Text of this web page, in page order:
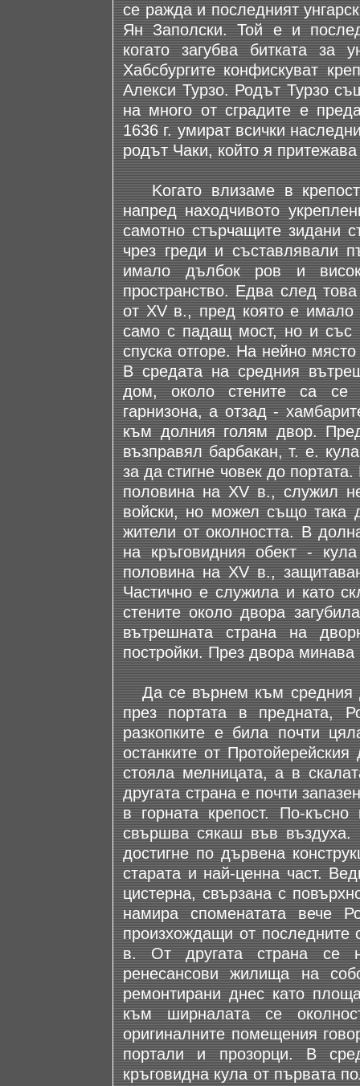
се ражда и последният
Ян Заполски. Той е и
когато загубва битката за
Хабсбургите конфискуват
Алекси Турзо. Родът Турзо
на много от сградите е
1636 г. умират всички
родът Чаки, който я притежава
Kогато влизаме в
напред находчивото
самотно стърчащите зидани
чрез греди и съставлявали
имало дълбок ров и
пространство. Едва след
от XV в., пред която е имало
само с падащ мост, но и със
спуска отгоре. На нейно
В средата на средния
дом, около стените са се
гарнизона, а отзад -
към долния голям двор.
възправял барбакан, т. е.
за да стигне човек до
половина на XV в., служил
войски, но можел също така
жители от околността. В
на кръговидния обект -
половина на XV в.,
Частично е служила и като
стените около двора
вътрешната страна на
постройки. През двора
Да се върнем към средния
през портата в предната,
разкопките е била почти
останките от
стояла мелницата, а в
другата страна е почти
в горната крепост. По-
свършва сякаш във
достигне по дървена
старата и най-ценна част.
цистерна, свързана с
намира споменатата вече
произхождащи от последните
в. От другата страна се
ренесансови жилища на
ремонтирани днес като
към ширналата се
оригиналните помещения
портали и прозорци. В
кръговидна кула от първата